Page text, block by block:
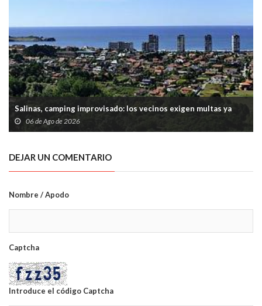
Salinas, camping improvisado: los vecinos exigen multas ya
06 de Ago de 2026
DEJAR UN COMENTARIO
Nombre / Apodo
Captcha
Introduce el código Captcha